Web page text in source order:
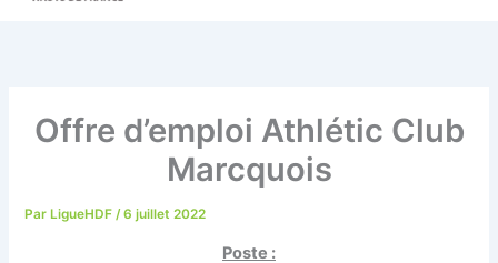
Offre d’emploi Athlétic Club
Marcquois
ParLigueHDF /6 juillet 2022
Poste :